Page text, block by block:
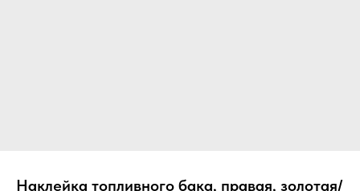
Наклейка топливного бака, правая, золотая/